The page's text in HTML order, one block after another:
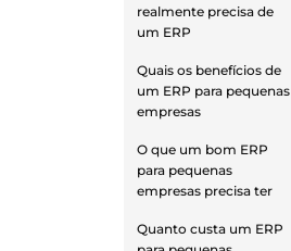
realmente precisa de
um ERP
Quais os benefícios de
um ERP para pequenas
empresas
O que um bom ERP
para pequenas
empresas precisa ter
Quanto custa um ERP